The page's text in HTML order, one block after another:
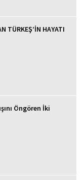
TÜRKEŞ’İN HAYATI
Öngören İki